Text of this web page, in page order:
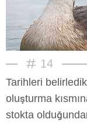
14
Tarihleri
oluşturma
stokta